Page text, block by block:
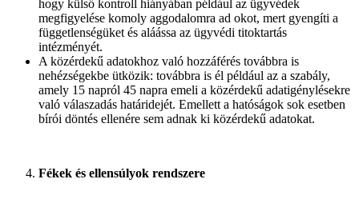
hogy külső kontroll hiányában például az ügyvédek
megfigyelése komoly aggodalomra ad okot, mert gyengíti a
függetlenségüket és aláássa az ügyvédi titoktartás
intézményét.
A közérdekű adatokhoz való hozzáférés továbbra is
nehézségekbe ütközik: továbbra is él például az a szabály,
amely 15 napról 45 napra emeli a közérdekű adatigénylésekre
való válaszadás határidejét. Emellett a hatóságok sok esetben
bírói döntés ellenére sem adnak ki közérdekű adatokat.
Fékek és ellensúlyok rendszere